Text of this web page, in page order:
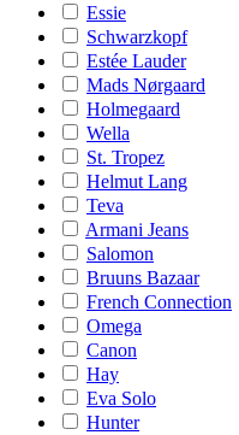
Essie
Schwarzkopf
Estée Lauder
Mads Nørgaard
Holmegaard
Wella
St. Tropez
Helmut Lang
Teva
Armani Jeans
Salomon
Bruuns Bazaar
French Connection
Omega
Canon
Hay
Eva Solo
Hunter